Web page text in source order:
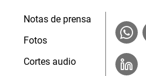
Notas de prensa
Fotos
Cortes audio